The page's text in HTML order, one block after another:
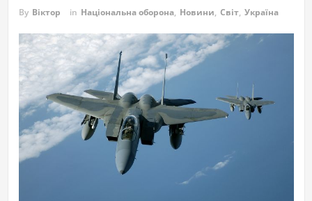
By Віктор in Національна оборона, Новини, Світ, Україна